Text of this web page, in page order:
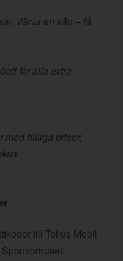
Värva en vän – få
för alla extra-
med billiga priser,
till Tellus Mobil